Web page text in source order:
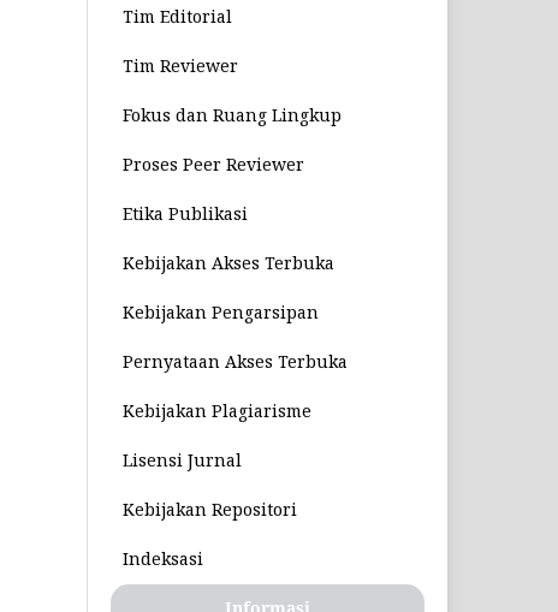
Tim Editorial
Tim Reviewer
Fokus dan Ruang Lingkup
Proses Peer Reviewer
Etika Publikasi
Kebijakan Akses Terbuka
Kebijakan Pengarsipan
Pernyataan Akses Terbuka
Kebijakan Plagiarisme
Lisensi Jurnal
Kebijakan Repositori
Indeksasi